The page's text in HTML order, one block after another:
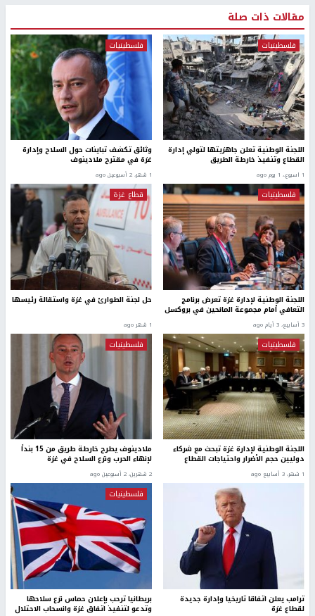
مقالات ذات صلة
فلسطينيات
اللجنة الوطنية تعلن جاهزيتها لتولي إدارة
القطاع وتنفيذ خارطة الطريق
1 اسبوع.، 1 يوم ago
فلسطينيات
وثائق تكشف تباينات حول السلاح وإدارة
غزة في مقترح ملادينوف
1 شهر، 2 أسبوعين ago
فلسطينيات
اللجنة الوطنية لإدارة غزة تعرض برنامج
التعافي أمام مجموعة المانحين في بروكسل
3 أسابيع، 3 أيام ago
قطاع غزة
حل لجنة الطوارئ في غزة واستقالة رئيسها
1 شهر ago
فلسطينيات
اللجنة الوطنية لإدارة غزة تبحث مع شركاء
دوليين حجم الأضرار واحتياجات القطاع
1 شهر، 3 أسابيع ago
فلسطينيات
ملادينوف يطرح خارطة طريق من 15 بنداً
لإنهاء الحرب ونزع السلاح في غزة
2 شهرين، 2 أسبوعين ago
ترامب يعلن اتفاقا تاريخيا وإدارة جديدة
لقطاع غزة
فلسطينيات
بريطانيا ترحب بإعلان حماس نزع سلاحها
وتدعو لتنفيذ اتفاق غزة وانسحاب الاحتلال